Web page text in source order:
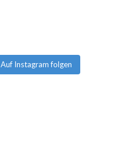
Auf Instagram folgen